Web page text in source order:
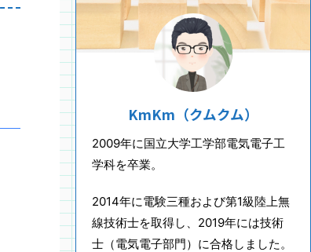
KmKm（クムクム）
2009年に国立大学工学部電気電子工
学科を卒業。
2014年に電験三種および第1級陸上無
線技術士を取得し、2019年には技術
士（電気電子部門）に合格しました。